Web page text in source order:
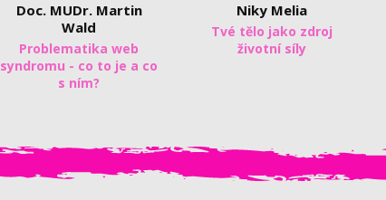
Doc. MUDr. Martin
Wald
Problematika web
syndromu - co to je a co
s ním?
Niky Melia
Tvé tělo jako zdroj
životní síly